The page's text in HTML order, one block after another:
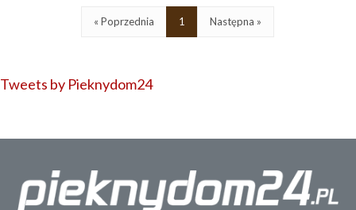
« Poprzednia 1 Następna »
Tweets by Pieknydom24